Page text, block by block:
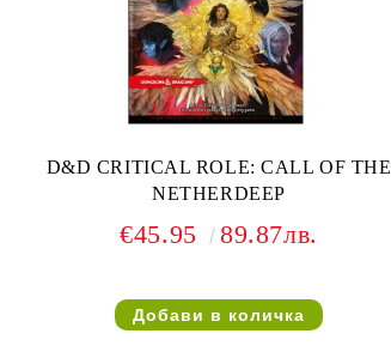
D&D CRITICAL ROLE: CALL OF THE
NETHERDEEP
€45.95 89.87лв.